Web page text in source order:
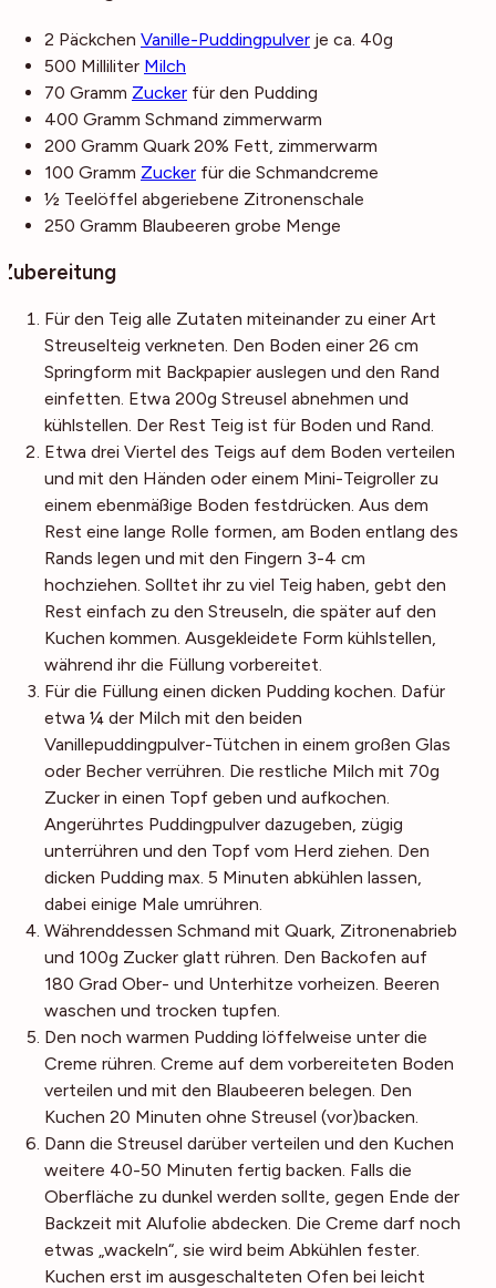
2 Päckchen Vanille-Puddingpulver je ca. 40g
500 Milliliter Milch
70 Gramm Zucker für den Pudding
400 Gramm Schmand zimmerwarm
200 Gramm Quark 20% Fett, zimmerwarm
100 Gramm Zucker für die Schmandcreme
½ Teelöffel abgeriebene Zitronenschale
250 Gramm Blaubeeren grobe Menge
Zubereitung
Für den Teig alle Zutaten miteinander zu einer Art
Streuselteig verkneten. Den Boden einer 26 cm
Springform mit Backpapier auslegen und den Rand
einfetten. Etwa 200g Streusel abnehmen und
kühlstellen. Der Rest Teig ist für Boden und Rand.
Etwa drei Viertel des Teigs auf dem Boden verteilen
und mit den Händen oder einem Mini-Teigroller zu
einem ebenmäßige Boden festdrücken. Aus dem
Rest eine lange Rolle formen, am Boden entlang des
Rands legen und mit den Fingern 3-4 cm
hochziehen. Solltet ihr zu viel Teig haben, gebt den
Rest einfach zu den Streuseln, die später auf den
Kuchen kommen. Ausgekleidete Form kühlstellen,
während ihr die Füllung vorbereitet.
Für die Füllung einen dicken Pudding kochen. Dafür
etwa ¼ der Milch mit den beiden
Vanillepuddingpulver-Tütchen in einem großen Glas
oder Becher verrühren. Die restliche Milch mit 70g
Zucker in einen Topf geben und aufkochen.
Angerührtes Puddingpulver dazugeben, zügig
unterrühren und den Topf vom Herd ziehen. Den
dicken Pudding max. 5 Minuten abkühlen lassen,
dabei einige Male umrühren.
Währenddessen Schmand mit Quark, Zitronenabrieb
und 100g Zucker glatt rühren. Den Backofen auf
180 Grad Ober- und Unterhitze vorheizen. Beeren
waschen und trocken tupfen.
Den noch warmen Pudding löffelweise unter die
Creme rühren. Creme auf dem vorbereiteten Boden
verteilen und mit den Blaubeeren belegen. Den
Kuchen 20 Minuten ohne Streusel (vor)backen.
Dann die Streusel darüber verteilen und den Kuchen
weitere 40-50 Minuten fertig backen. Falls die
Oberfläche zu dunkel werden sollte, gegen Ende der
Backzeit mit Alufolie abdecken. Die Creme darf noch
etwas „wackeln“, sie wird beim Abkühlen fester.
Kuchen erst im ausgeschalteten Ofen bei leicht